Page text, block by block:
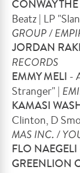
CONWAY
Beatz | LP
GROUP /
JORDAN
RECORDS
EMMY MELI -
Stranger" |
KAMASI
Clinton, D
MAS INC. /
FLO NAEGELI
GREENLION